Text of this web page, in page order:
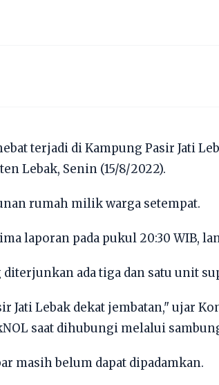
terjadi di Kampung Pasir Jati
Lebak, Senin (15/8/2022).
rumah milik warga setempat.
laporan pada pukul 20:30 WIB,
ada tiga dan satu unit
Jati Lebak dekat jembatan," ujar
saat dihubungi melalui
masih belum dapat dipadamkan.